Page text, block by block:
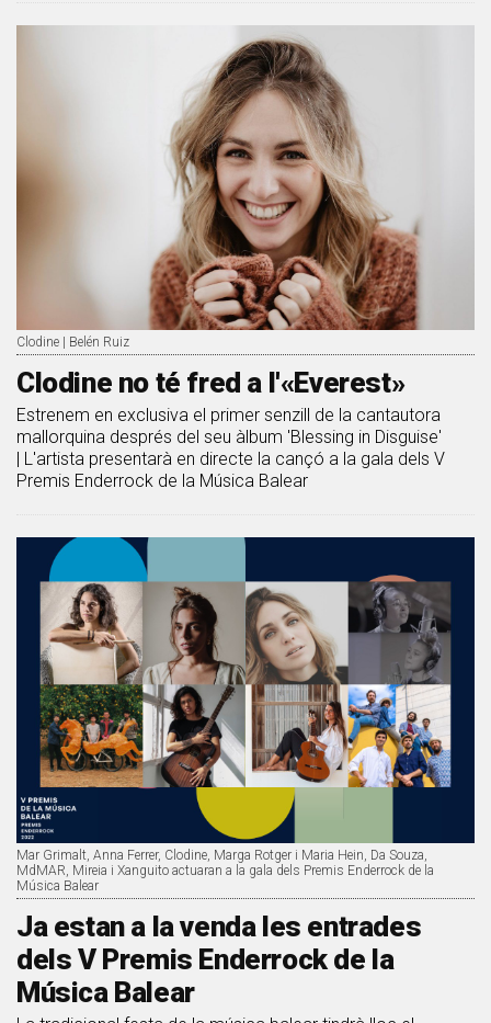
Clodine | Belén Ruiz
Clodine no té fred a l'«Everest»
Estrenem en exclusiva el primer senzill de la cantautora
mallorquina després del seu àlbum 'Blessing in Disguise'
| L'artista presentarà en directe la cançó a la gala dels V
Premis Enderrock de la Música Balear
Mar Grimalt, Anna Ferrer, Clodine, Marga Rotger i Maria Hein, Da Souza,
MdMAR, Mireia i Xanguito actuaran a la gala dels Premis Enderrock de la
Música Balear
Ja estan a la venda les entrades
dels V Premis Enderrock de la
Música Balear